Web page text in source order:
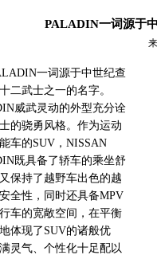
PALADIN一词源于
一词源于中世纪查
二武士之一的名字。
威武灵动的外型充分诠
的骁勇风格。作为运动
车的SUV，NISSAN
既具备了轿车的乘坐舒
保持了越野车出色的越
全性，同时还具备MPV
车的宽敞空间，在平衡
体现了SUV的诸般优
灵气、个性化十足配以